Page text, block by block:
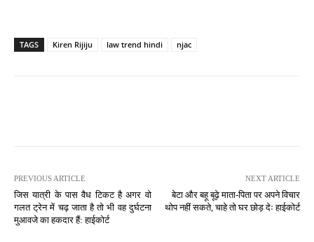
TAGS Kiren Rijiju law trend hindi njac
PREVIOUS ARTICLE
जिस यात्री के पास वैध टिकट है अगर वो
गलत ट्रेन में चढ़ जाता है तो भी वह दुर्घटना
मुआवजे का हकदार हैं: हाईकोर्ट
NEXT ARTICLE
बेटा और बहू बूढ़े माता-पिता पर अपने विचार
थोप नहीं सकते, चाहे तो घर छोड़ देः हाईकोर्ट